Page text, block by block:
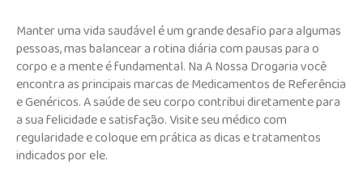
Manter uma vida saudável é um grande desafio para algumas
pessoas, mas balancear a rotina diária com pausas para o
corpo e a mente é fundamental. Na A Nossa Drogaria você
encontra as principais marcas de Medicamentos de Referência
e Genéricos. A saúde de seu corpo contribui diretamente para
a sua felicidade e satisfação. Visite seu médico com
regularidade e coloque em prática as dicas e tratamentos
indicados por ele.